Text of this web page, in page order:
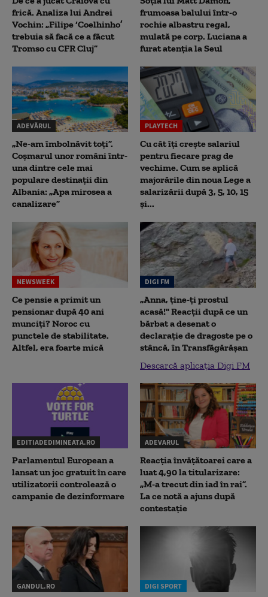
frică. Analiza lui Andrei
Vochin: „Filipe ‘Coelhinho’
trebuia să facă ce a făcut
Tromso cu CFR Cluj”
frumoasa balului într-o
rochie albastru regal,
mulată pe corp. Luciana a
furat atenția la Seul
ADEVĂRUL
„Ne-am îmbolnăvit toți”.
Coșmarul unor români într-
una dintre cele mai
populare destinații din
Albania: „Apa mirosea a
canalizare”
PLAYTECH
Cu cât îți crește salariul
pentru fiecare prag de
vechime. Cum se aplică
majorările din noua Lege a
salarizării după 3, 5, 10, 15
și...
NEWSWEEK
Ce pensie a primit un
pensionar după 40 ani
munciți? Noroc cu
punctele de stabilitate.
Altfel, era foarte mică
DIGI FM
„Anna, ţine-ţi prostul
acasă!" Reacţii după ce un
bărbat a desenat o
declaraţie de dragoste pe o
stâncă, în Transfăgărăşan
Descarcă aplicația Digi FM
EDITIADEDIMINEATA.RO
Parlamentul European a
lansat un joc gratuit în care
utilizatorii controlează o
campanie de dezinformare
ADEVARUL
Reacția învățătoarei care a
luat 4,90 la titularizare:
„M-a trecut din iad în rai”.
La ce notă a ajuns după
contestație
GANDUL.RO DIGI SPORT